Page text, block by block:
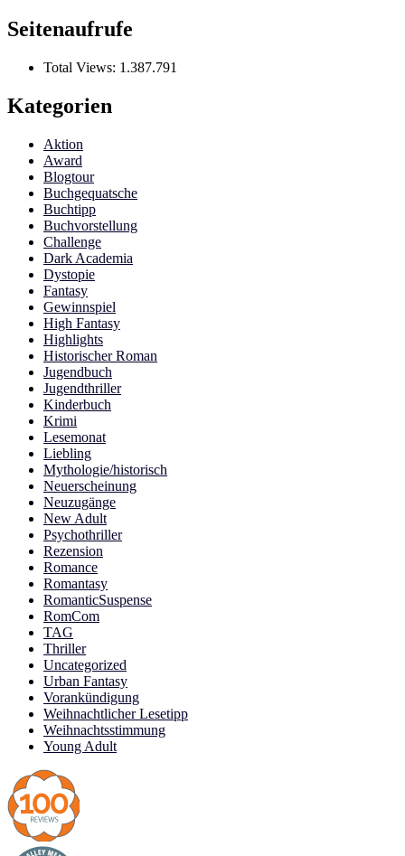
Seitenaufrufe
Total Views: 1.387.791
Kategorien
Aktion
Award
Blogtour
Buchgequatsche
Buchtipp
Buchvorstellung
Challenge
Dark Academia
Dystopie
Fantasy
Gewinnspiel
High Fantasy
Highlights
Historischer Roman
Jugendbuch
Jugendthriller
Kinderbuch
Krimi
Lesemonat
Liebling
Mythologie/historisch
Neuerscheinung
Neuzugänge
New Adult
Psychothriller
Rezension
Romance
Romantasy
RomanticSuspense
RomCom
TAG
Thriller
Uncategorized
Urban Fantasy
Vorankündigung
Weihnachtlicher Lesetipp
Weihnachtsstimmung
Young Adult